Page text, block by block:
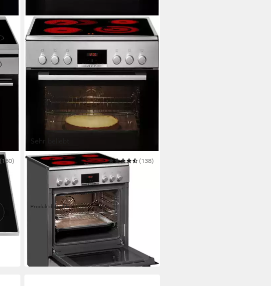
(180)
Sehr beliebt
BOSCH
Elektro-Standherd 4 HKR39C250
Kochfeld
ecoClean Direct Selbstreinigung
2-fach-Teleskopauszug Auszugssystem
(138)
Produktdatenblatt
629,00 € UVP1.399,00 €
nur diesen Monat
mtl. in 48 Raten
in 4-5 Werktagen bei dir